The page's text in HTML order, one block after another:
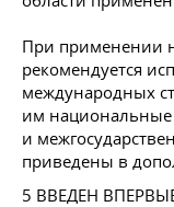
При применении
рекомендуется
международных
им национальные
и
приведены в
5 ВВЕДЕН